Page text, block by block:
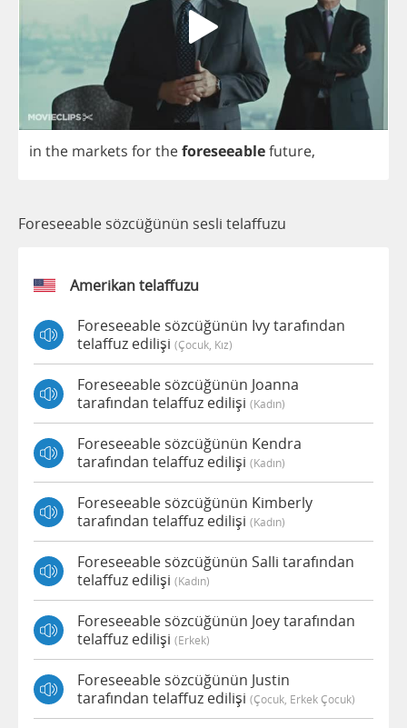
in the markets fortheforeseeablefuture,
Foreseeable sözcüğünün sesli telaffuzu
Amerikan telaffuzu
Foreseeable sözcüğünün Ivy tarafından
telaffuz edilişi (çocuk, Kız)
Foreseeable sözcüğünün Joanna
tarafından telaffuz edilişi (kadın)
Foreseeable sözcüğünün Kendra
tarafından telaffuz edilişi (kadın)
Foreseeable sözcüğünün Kimberly
tarafından telaffuz edilişi (kadın)
Foreseeable sözcüğünün Salli tarafından
telaffuz edilişi (kadın)
Foreseeable sözcüğünün Joey tarafından
telaffuz edilişi (erkek)
Foreseeable sözcüğünün Justin
tarafından telaffuz edilişi (çocuk, Erkek Çocuk)